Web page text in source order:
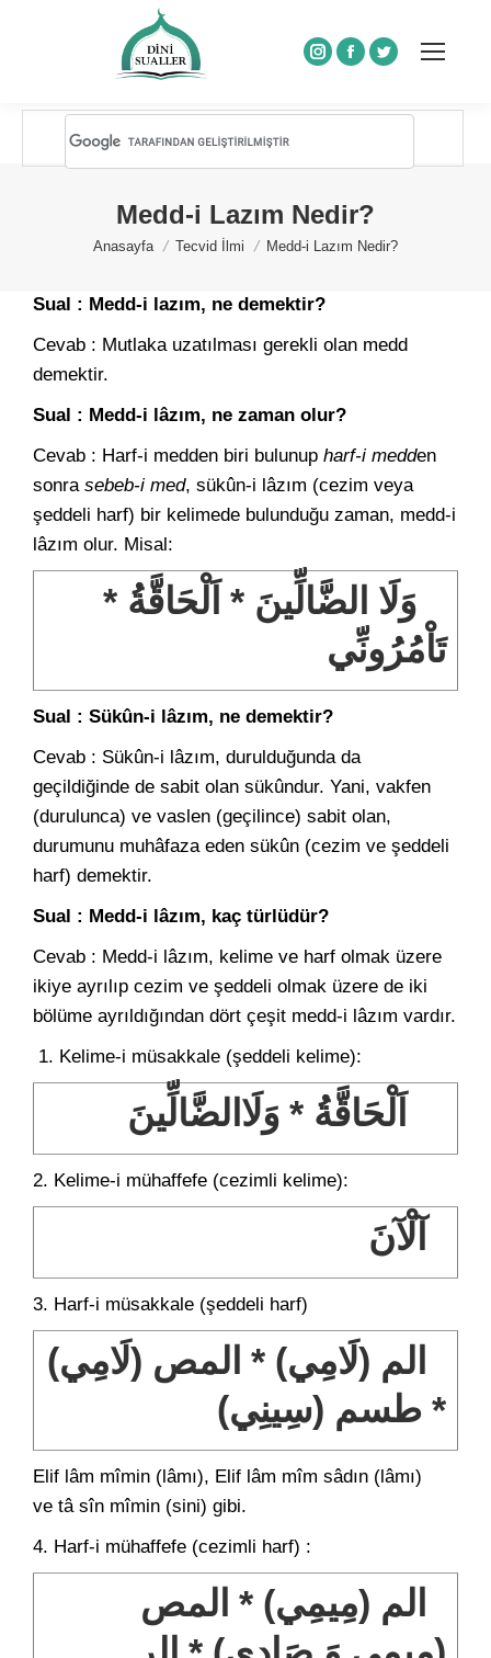
Instagram
Facebook
Twitter
Medd-i Lazım Nedir?
You are here:
Anasayfa Tecvid İlmi Medd-i Lazım Nedir?
Sual : Medd-i lazım, ne demektir?
Cevab : Mutlaka uzatılması gerekli olan medd
demektir.
Sual : Medd-i lâzım, ne zaman olur?
Cevab : Harf-i medden biri bulunup harf-i medden
sonra sebeb-i med, sükûn-i lâzım (cezim veya
şeddeli harf) bir kelimede bulunduğu zaman, medd-i
lâzım olur. Misal:
وَلَا الضَّالِّينَ * اَلْحَاقَّةُ *
تَاْمُرُونِّي
Sual : Sükûn-i lâzım, ne demektir?
Cevab : Sükûn-i lâzım, durulduğunda da
geçildiğinde de sabit olan sükûndur. Yani, vakfen
(durulunca) ve vaslen (geçilince) sabit olan,
durumunu muhâfaza eden sükûn (cezim ve şeddeli
harf) demektir.
Sual : Medd-i lâzım, kaç türlüdür?
Cevab : Medd-i lâzım, kelime ve harf olmak üzere
ikiye ayrılıp cezim ve şeddeli olmak üzere de iki
bölüme ayrıldığından dört çeşit medd-i lâzım vardır.
1. Kelime-i müsakkale (şeddeli kelime):
اَلْحَاقَّةُ * وَلَاالضَّالِّينَ
2. Kelime-i mühaffefe (cezimli kelime):
آلْآنَ
3. Harf-i müsakkale (şeddeli harf)
الم (لَامِي) * المص (لَامِي)
* طسم (سِينِي)
Elif lâm mîmin (lâmı), Elif lâm mîm sâdın (lâmı)
ve tâ sîn mîmin (sini) gibi.
4. Harf-i mühaffefe (cezimli harf) :
الم (مِيمِي) * المص